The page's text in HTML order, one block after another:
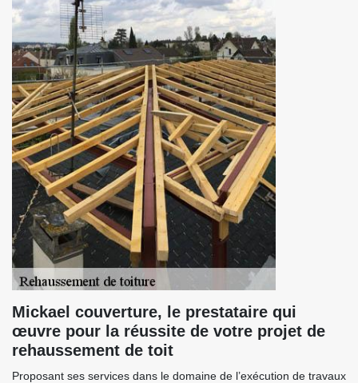
Mickael couverture, le prestataire qui
œuvre pour la réussite de votre projet de
rehaussement de toit
Proposant ses services dans le domaine de l’exécution de travaux